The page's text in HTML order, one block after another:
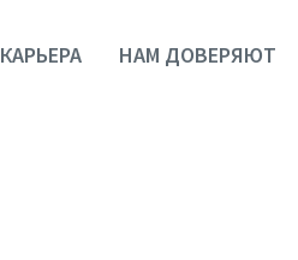
КАРЬЕРА НАМ ДОВЕРЯЮТ